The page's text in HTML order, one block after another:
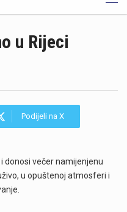
u Rijeci
Podijeli na X
donosi večer namijenjenu
u opuštenoj atmosferi i